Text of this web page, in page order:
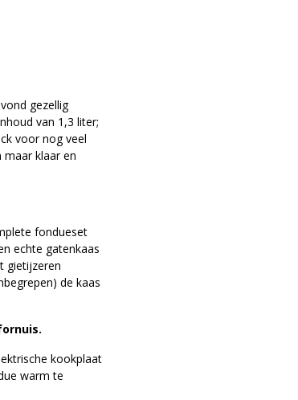
gezellig
van 1,3 liter;
voor nog veel
klaar en
fondueset
echte gatenkaas
gietijzeren
de kaas
kookplaat
warm te